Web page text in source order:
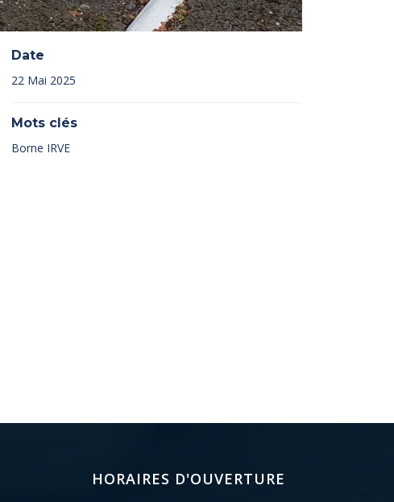
Date
22 Mai 2025
Mots clés
Borne IRVE
HORAIRES D'OUVERTURE